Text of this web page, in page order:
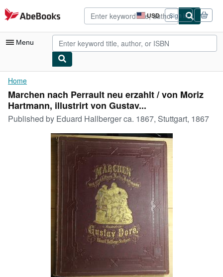
Skip to main content
AbeBooks.com USD
Site
shopping
preferences
Sign in
Menu
My Account
My Purchases
Advanced Search
Browse Collections
Art & Collectibles
Home
Marchen nach Perrault neu erzahlt / von Moriz
Hartmann, illustrirt von Gustav...
Published by Eduard Hallberger ca. 1867, Stuttgart, 1867